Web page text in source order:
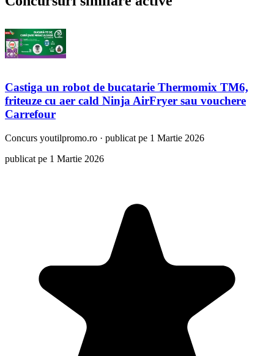
Castiga un robot de bucatarie Thermomix TM6,
friteuze cu aer cald Ninja AirFryer sau vouchere
Carrefour
Concurs youtilpromo.ro · publicat pe 1 Martie 2026
publicat pe 1 Martie 2026